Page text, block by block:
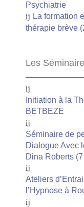
Psychiatrie
La formation
thérapie brève
Les
Initiation à la
BETBEZE
Séminaire de
Dialogue Avec
Dina Roberts
Ateliers
l’Hypnose à